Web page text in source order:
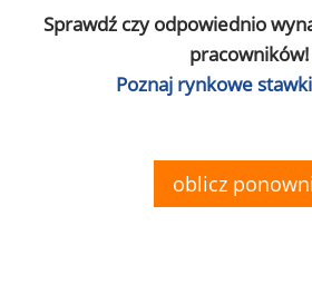
Sprawdź czy odpowiednio
pracowników!
Poznaj rynkowe stawki
oblicz